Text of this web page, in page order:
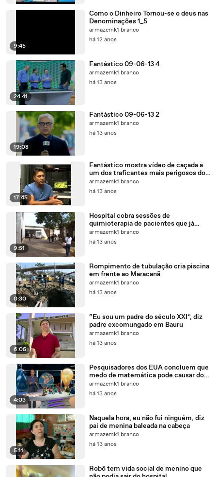
9:45
Como o Dinheiro Tornou-se o deus nas
Denominações 1_5
armazemk1 branco
há 12 anos
24:41
Fantástico 09-06-13 4
armazemk1 branco
há 13 anos
19:08
Fantástico 09-06-13 2
armazemk1 branco
há 13 anos
17:45
Fantástico mostra vídeo de caçada a
um dos traficantes mais perigosos do
Rio
armazemk1 branco
há 13 anos
9:51
Hospital cobra sessões de
quimioterapia de pacientes que já
haviam morrido
armazemk1 branco
há 13 anos
0:30
Rompimento de tubulação cria piscina
em frente ao Maracanã
armazemk1 branco
há 13 anos
6:05
“Eu sou um padre do século XXI”, diz
padre excomungado em Bauru
armazemk1 branco
há 13 anos
4:03
Pesquisadores dos EUA concluem que
medo de matemática pode causar dor
de cabeça
armazemk1 branco
há 13 anos
5:11
Naquela hora, eu não fui ninguém, diz
pai de menina baleada na cabeça
armazemk1 branco
há 13 anos
Robô tem vida social de menino que